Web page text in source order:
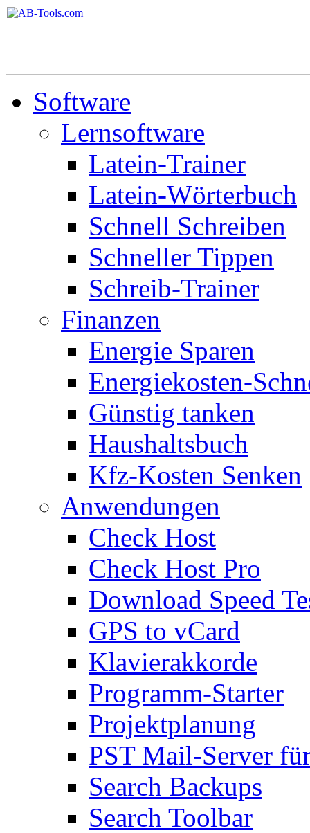
Software
Lernsoftware
Latein-Trainer
Latein-Wörterbuch
Schnell Schreiben
Schneller Tippen
Schreib-Trainer
Finanzen
Energie Sparen
Energiekosten-
Günstig tanken
Haushaltsbuch
Kfz-Kosten Senken
Anwendungen
Check Host
Check Host Pro
Download Speed
GPS to vCard
Klavierakkorde
Programm-Starter
Projektplanung
PST Mail-Server
Search Backups
Search Toolbar